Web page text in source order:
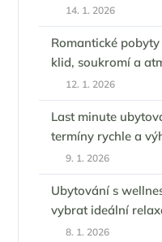
14. 1. 2026
Romantické
klid, soukromí a
12. 1. 2026
Last minute
termíny rychle a
9. 1. 2026
Ubytování s
vybrat ideální
8. 1. 2026